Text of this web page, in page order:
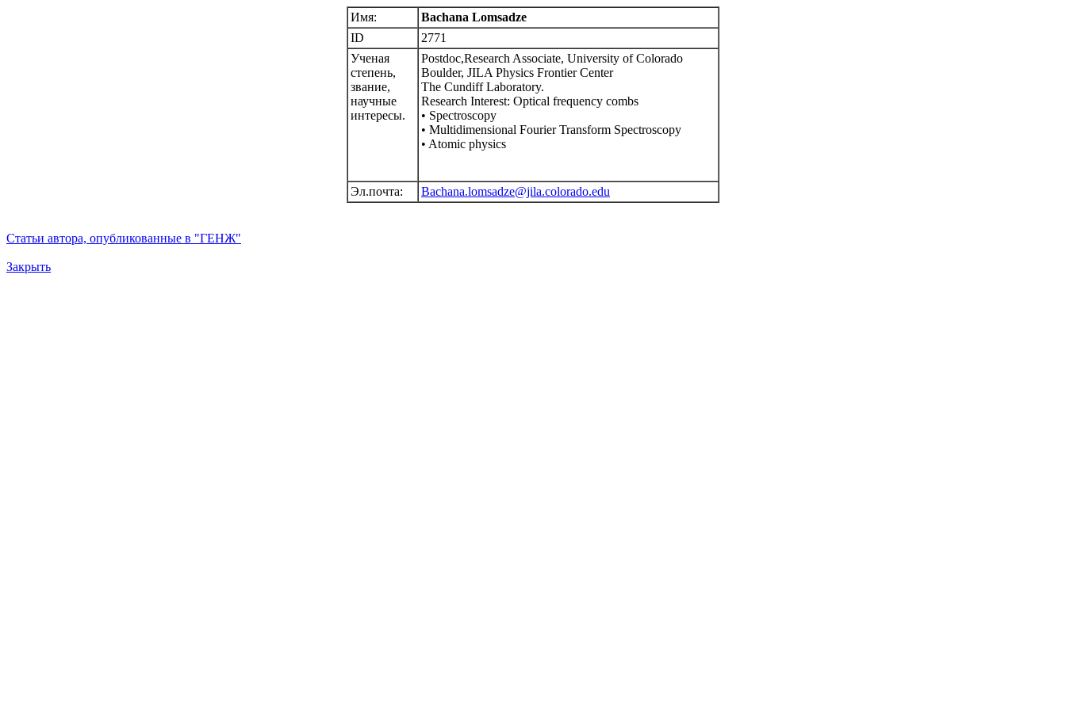
Имя:
Bachana Lomsadze
ID
2771
Ученая
степень,
звание,
научные
интересы.
Postdoc,Research Associate, University of Colorado
Boulder, JILA Physics Frontier Center
The Cundiff Laboratory.
Research Interest: Optical frequency combs
• Spectroscopy
• Multidimensional Fourier Transform Spectroscopy
• Atomic physics
Эл.почта: Bachana.lomsadze@jila.colorado.edu
Статьи автора, опубликованные в "ГЕНЖ"
Закрыть